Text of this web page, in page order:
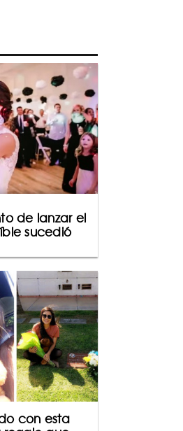
de lanzar el
sucedió
con esta